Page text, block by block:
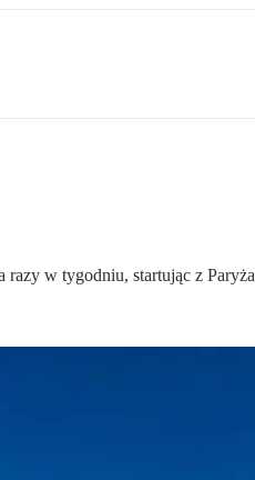
w tygodniu, startując z Paryża